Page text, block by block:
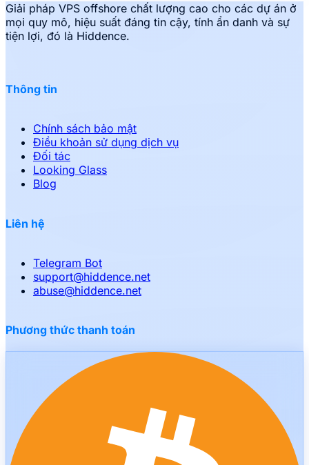
Giải pháp VPS offshore chất lượng cao cho các dự án ở
mọi quy mô, hiệu suất đáng tin cậy, tính ẩn danh và sự
tiện lợi, đó là Hiddence.
Thông tin
Chính sách bảo mật
Điều khoản sử dụng dịch vụ
Đối tác
Looking Glass
Blog
Liên hệ
Telegram Bot
support@hiddence.net
abuse@hiddence.net
Phương thức thanh toán